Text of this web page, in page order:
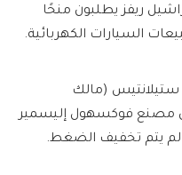
ريفز يطلبون منحًا
السيارات الكهربائية.
(مالك
مصنع فوكسهول إليسمير
لم يتم تخفيف الضغط.